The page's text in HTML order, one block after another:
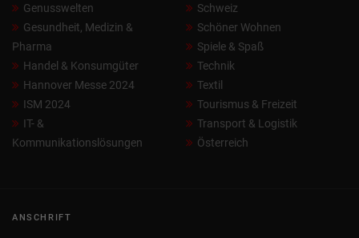
Genusswelten
Gesundheit, Medizin &
Pharma
Handel & Konsumgüter
Hannover Messe 2024
ISM 2024
IT- &
Kommunikationslösungen
Schweiz
Schöner Wohnen
Spiele & Spaß
Technik
Textil
Tourismus & Freizeit
Transport & Logistik
Österreich
ANSCHRIFT